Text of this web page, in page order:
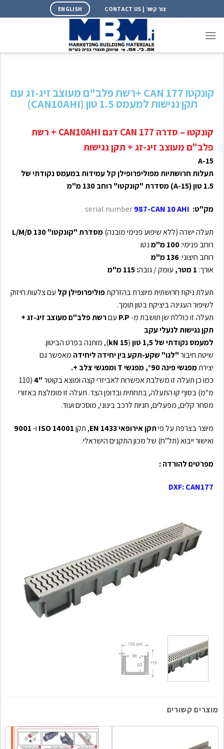
צור קשר | CONTACT US ENGLISH
קונקטו 177 CAN +רשת פלב"ם מעוצב זיג-זג עם
תקן נגישות למעמס 1.5 טון (CAN10AHI)
קונקטו – סדרה 177
CAN דגם CAN10AHI + רשת
פלב"ם מעוצב זיג-זג + תקן נגישות
A-15
תעלות חרושתיות מפוליפרופילן קל עמידות במעמס נקודתי של
1.5 טון (A-15) מסדרת "קונקטו" רוחב 130 מ"מ
מק"ט: serial number987-CAN 10 AHI
תעלה ישרה (ללא שיפוע פנימי מובנה)מסדרת "קונקטו" L/M/D 130
רוחב פנימי:100 מ"מ
נטו
רוחב חיצוני:136 מ"מ
אורך: 1 מטר, עומק / גובה: 115 מ"מ
תעלת ניקוז חרושתית מיוצרת בהזרקתפוליפרופילן קל עם צלעות חיזוק
לשיפור העגינה ביציקת בטון תומך.
תעלה זו כוללת שן תושבת מ-P.P עםרשתפלב"ם מעוצב זיג-זג +
תקן נגישות לנעלי עקב
למעמס נקודתי של 1,5
טון(
kN 15
), מותנה בפרט הביטון.
שיטת חיבור"לגו" שקע-תקע בין יחידה ליחידה מאפשר גם
יצירתמפגשי פינה °90, מפגשי Tומפגשי צלב +
.
כמו כן תעלה זו משלבת אפשרות לאביזרי קצה ומוצא בקוטר"4
(110
מ"מ) בסוף קו התעלה, בתחתית ובדופן הצד. תעלה זו מומלצת באזורי
מסחר קלים, מפעלים, חניות לרכב בינוני, מוסכים ועוד.
מיוצר בצרפת על פיתקן אירופאי1433
EN, תקן ISO14001 ו-9001
ואישור ייבוא (תל"ח) של מכון התקנים הישראלי.
מפרטים להורדה :
DXF: CAN177
מוצרים קשורים